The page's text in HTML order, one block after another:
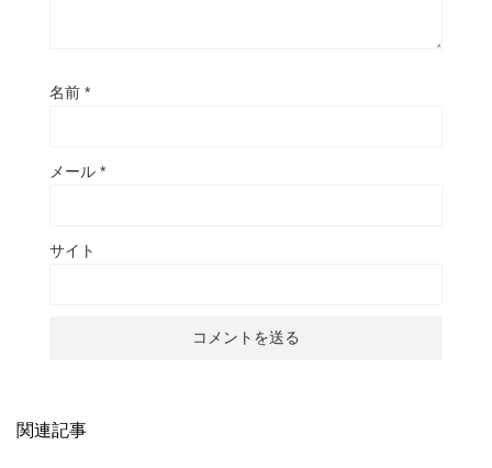
名前 *
メール *
サイト
関連記事